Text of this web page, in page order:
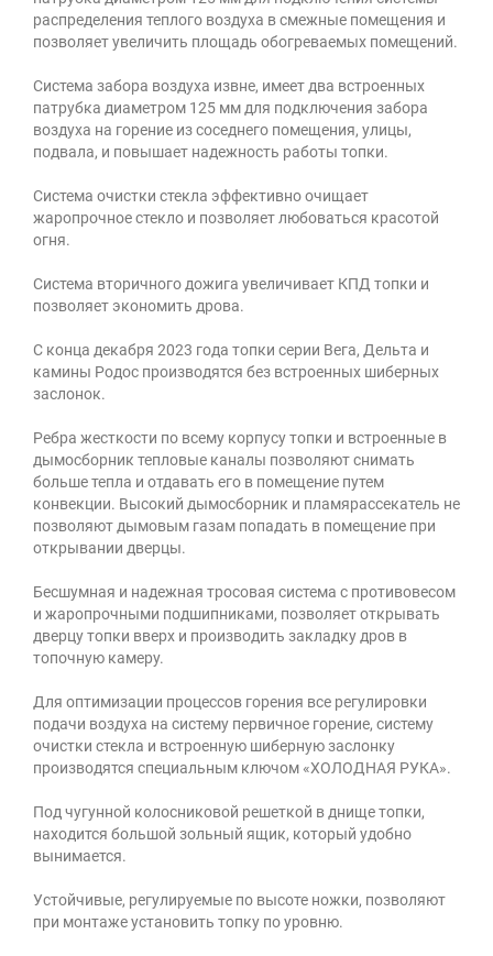
распределения теплого воздуха в смежные помещения и
позволяет увеличить площадь обогреваемых помещений.
Система забора воздуха извне, имеет два встроенных
патрубка диаметром 125 мм для подключения забора
воздуха на горение из соседнего помещения, улицы,
подвала, и повышает надежность работы топки.
Система очистки стекла эффективно очищает
жаропрочное стекло и позволяет любоваться красотой
огня.
Система вторичного дожига увеличивает КПД топки и
позволяет экономить дрова.
С конца декабря 2023 года топки серии Вега, Дельта и
камины Родос производятся без встроенных шиберных
заслонок.
Ребра жесткости по всему корпусу топки и встроенные в
дымосборник тепловые каналы позволяют снимать
больше тепла и отдавать его в помещение путем
конвекции. Высокий дымосборник и пламярассекатель не
позволяют дымовым газам попадать в помещение при
открывании дверцы.
Бесшумная и надежная тросовая система с противовесом
и жаропрочными подшипниками, позволяет открывать
дверцу топки вверх и производить закладку дров в
топочную камеру.
Для оптимизации процессов горения все регулировки
подачи воздуха на систему первичное горение, систему
очистки стекла и встроенную шиберную заслонку
производятся специальным ключом «ХОЛОДНАЯ РУКА».
Под чугунной колосниковой решеткой в днище топки,
находится большой зольный ящик, который удобно
вынимается.
Устойчивые, регулируемые по высоте ножки, позволяют
при монтаже установить топку по уровню.